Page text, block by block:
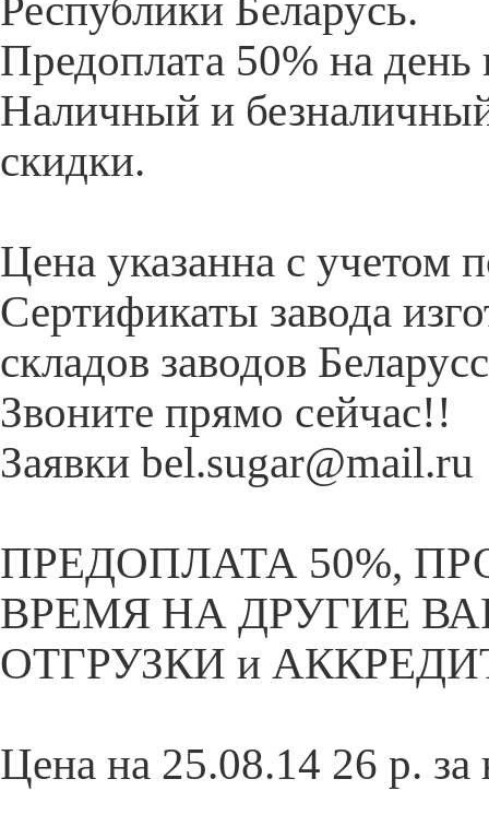
Предоплата 50% на день
Наличный и
скидки.
Цена указанна с учетом
Сертификаты завода
складов заводов
Звоните прямо сейчас!!
Заявки bel.sugar@mail.ru
ПРЕДОПЛАТА 50%,
ВРЕМЯ НА ДРУГИЕ
ОТГРУЗКИ и
Цена на 25.08.14 26 р. за